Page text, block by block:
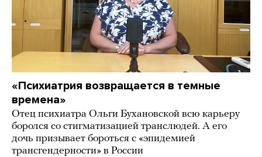
«Психиатрия возвращается в темные
времена»
Отец психиатра Ольги Бухановской всю карьеру
боролся со стигматизацией транслюдей. А его
дочь призывает бороться с «эпидемией
трансгендерности» в России